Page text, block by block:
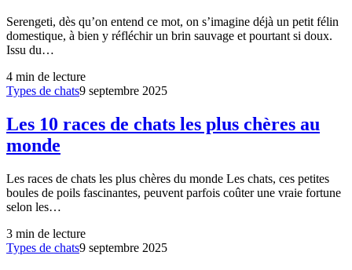
Serengeti, dès qu’on entend ce mot, on s’imagine déjà un petit félin
domestique, à bien y réfléchir un brin sauvage et pourtant si doux.
Issu du…
4 min de lecture
Types de chats9 septembre 2025
Les 10 races de chats les plus chères au
monde
Les races de chats les plus chères du monde Les chats, ces petites
boules de poils fascinantes, peuvent parfois coûter une vraie fortune
selon les…
3 min de lecture
Types de chats9 septembre 2025